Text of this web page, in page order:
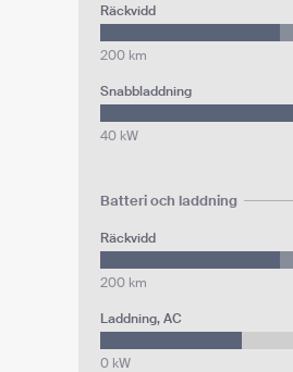
Räckvidd
200 km
Snabbladdning
40 kW
Batteri och laddning
Räckvidd
200 km
Laddning, AC
0 kW